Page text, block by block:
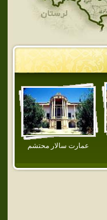
عمارت‌ سالار محتشم‌